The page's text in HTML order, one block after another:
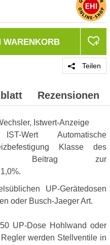
WARENKORB
Teilen
Rezensionen
Istwert-Anzeige
Wert Automatische
Klasse des
1 Beitrag zur
UP-Gerätedosen
oder Busch-Jaeger Art.
UP-Dose Hohlwand oder
werden Stellventile in